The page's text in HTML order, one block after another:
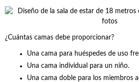
¿Cuántas camas debe proporcionar?
Una cama para huéspedes de uso
Una cama individual para un niño.
Una cama doble para los miembros